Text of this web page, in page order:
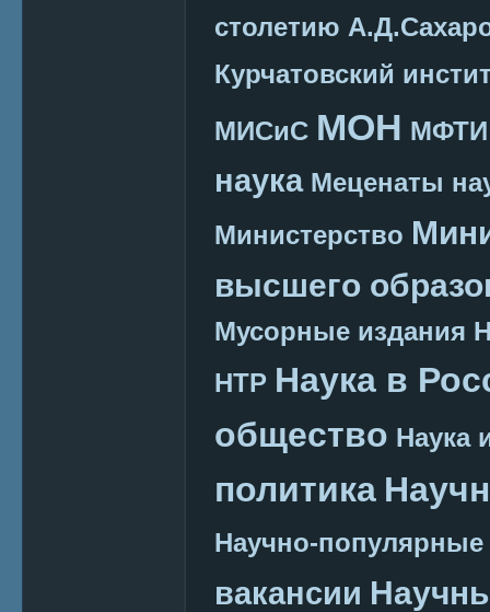
столетию
Курчатовский
МИСиС МОН МФТИ
наука Меценаты
Министерство
высшего
Мусорные издания
НТР Наука в
общество Наука
политика
Научно-
вакансии